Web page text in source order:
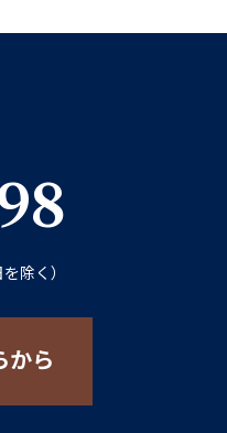
除く）
から